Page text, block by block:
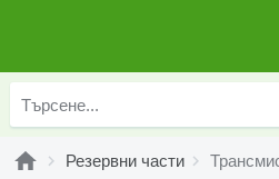
Резервни части